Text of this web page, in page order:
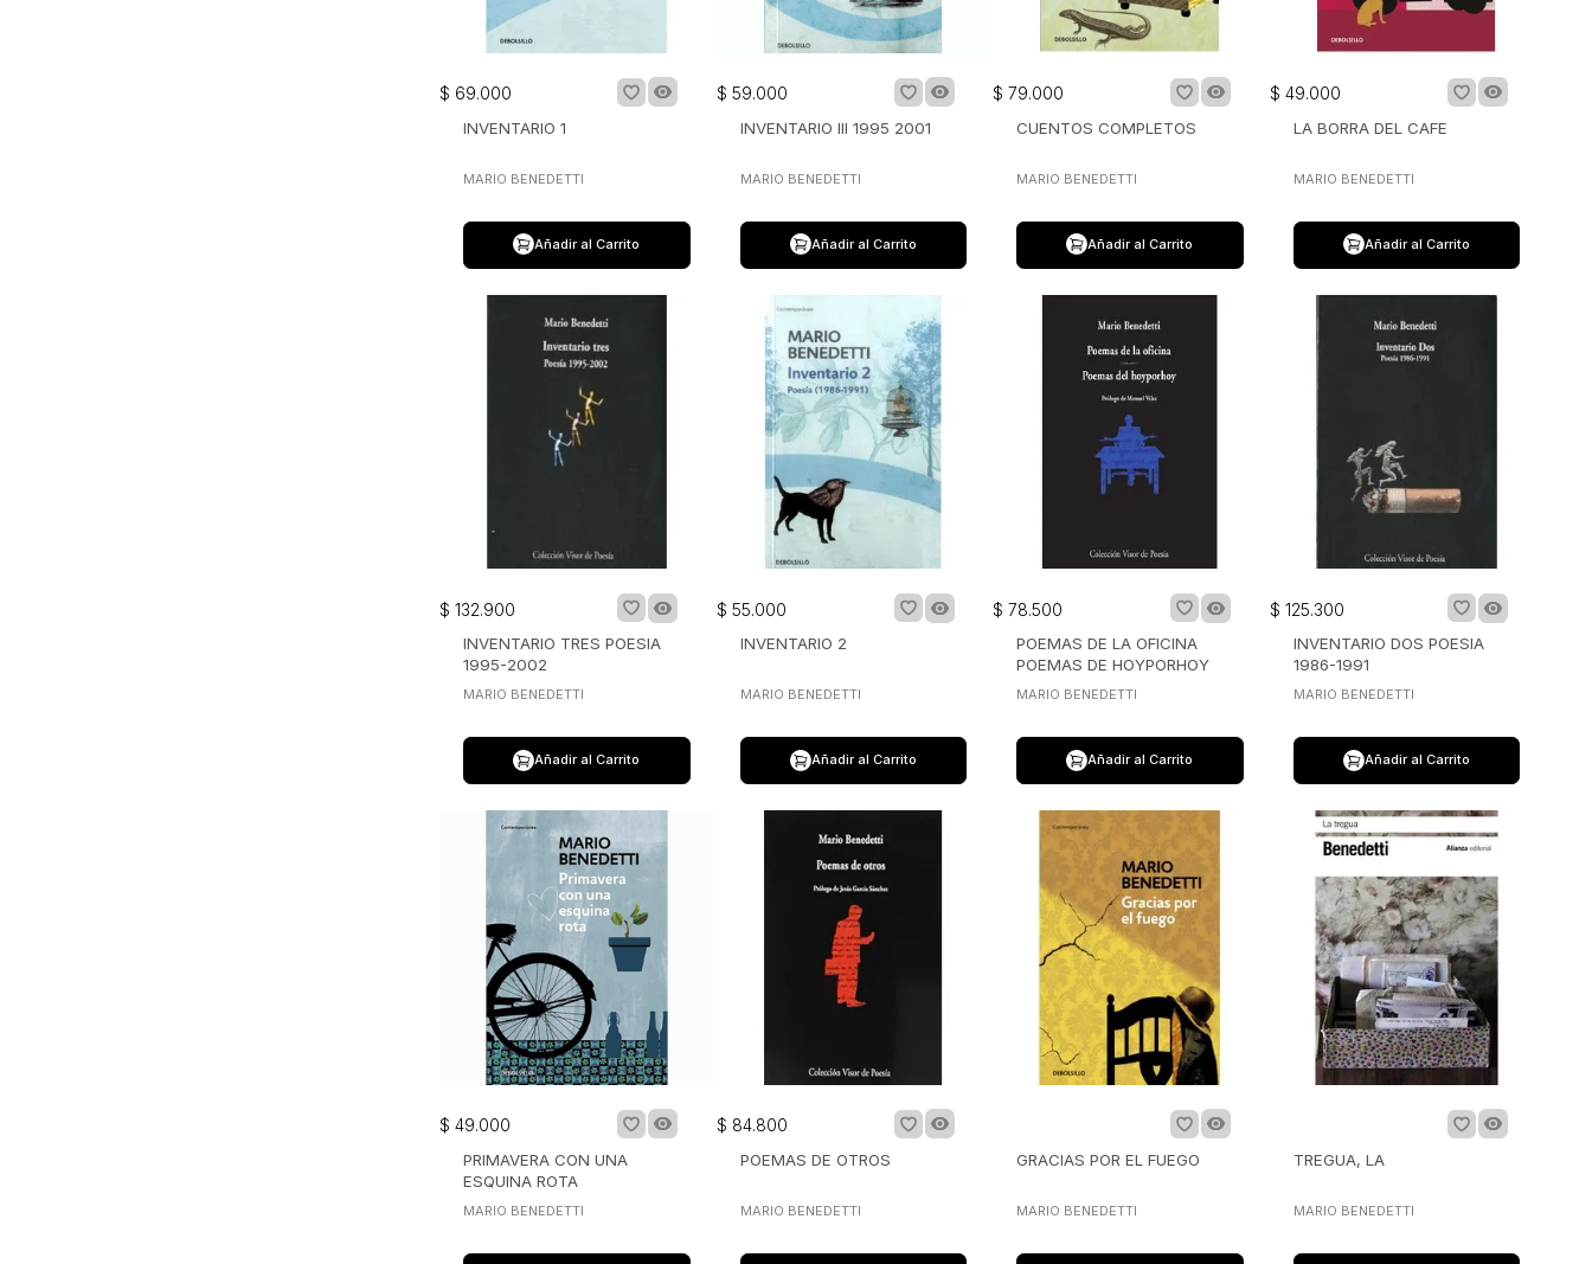
$ 69.000
INVENTARIO 1
MARIO BENEDETTI
Añadir al Carrito
$ 59.000
INVENTARIO III 1995 2001
MARIO BENEDETTI
Añadir al Carrito
$ 79.000
CUENTOS COMPLETOS
MARIO BENEDETTI
Añadir al Carrito
$ 49.000
LA BORRA DEL CAFE
MARIO BENEDETTI
Añadir al Carrito
$ 132.900
INVENTARIO TRES POESIA
1995-2002
MARIO BENEDETTI
Añadir al Carrito
$ 55.000
INVENTARIO 2
MARIO BENEDETTI
Añadir al Carrito
$ 78.500
POEMAS DE LA OFICINA
POEMAS DE HOYPORHOY
MARIO BENEDETTI
Añadir al Carrito
$ 125.300
INVENTARIO DOS POESIA
1986-1991
MARIO BENEDETTI
Añadir al Carrito
$ 49.000
PRIMAVERA CON UNA
ESQUINA ROTA
MARIO BENEDETTI
$ 84.800
POEMAS DE OTROS
MARIO BENEDETTI
GRACIAS POR EL FUEGO
MARIO BENEDETTI
TREGUA, LA
MARIO BENEDETTI